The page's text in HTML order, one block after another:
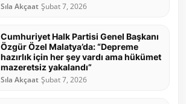
Sıla Akçaat Şubat 7, 2026
Cumhuriyet Halk Partisi Genel Başkanı
Özgür Özel Malatya’da: “Depreme
hazırlık için her şey vardı ama hükümet
mazeretsiz yakalandı”
Sıla Akçaat Şubat 7, 2026